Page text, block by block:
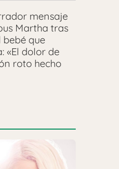
mensaje
Martha tras
que
«El dolor de
roto hecho